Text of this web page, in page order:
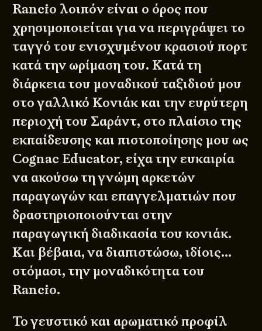
Rancio λοιπόν είναι ο όρος που
χρησιμοποιείται για να περιγράψει το
ταγγό του ενισχυμένου κρασιού πορτ
κατά την ωρίμαση του. Κατά τη
διάρκεια του μοναδικού ταξιδιού μου
στο γαλλικό Κονιάκ και την ευρύτερη
περιοχή του Σαράντ, στο πλαίσιο της
εκπαίδευσης και πιστοποίησης μου ως
Cognac Educator, είχα την ευκαιρία
να ακούσω τη γνώμη αρκετών
παραγωγών και επαγγελματιών που
δραστηριοποιούνται στην
παραγωγική διαδικασία του κονιάκ.
Και βέβαια, να διαπιστώσω, ιδίοις…
στόμασι, την μοναδικότητα του
Rancio.
Το γευστικό και αρωματικό προφίλ